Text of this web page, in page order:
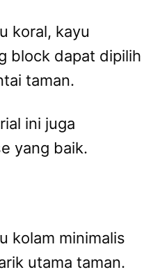
koral, kayu
block dapat dipilih
taman.
ini juga
yang baik.
kolam minimalis
utama taman.